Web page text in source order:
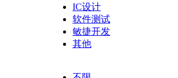
IC设计
软件测试
敏捷开发
其他